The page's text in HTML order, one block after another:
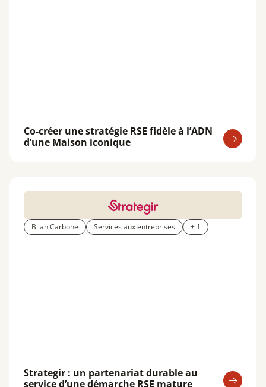
Co-créer une stratégie RSE fidèle à l’ADN
d’une Maison iconique
Bilan Carbone Services aux entreprises + 1
Strategir : un partenariat durable au
service d’une démarche RSE mature